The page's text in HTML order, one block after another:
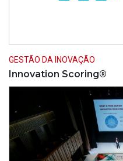
GESTÃO DA INOVAÇÃO
Innovation Scoring®